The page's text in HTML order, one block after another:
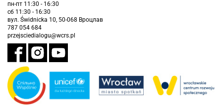
пн-пт 11:30 - 16:30
сб 11:30 - 16:30
вул. Świdnicka 10, 50-068 Вроцлав
787 054 684
przejsciedialogu@wcrs.pl